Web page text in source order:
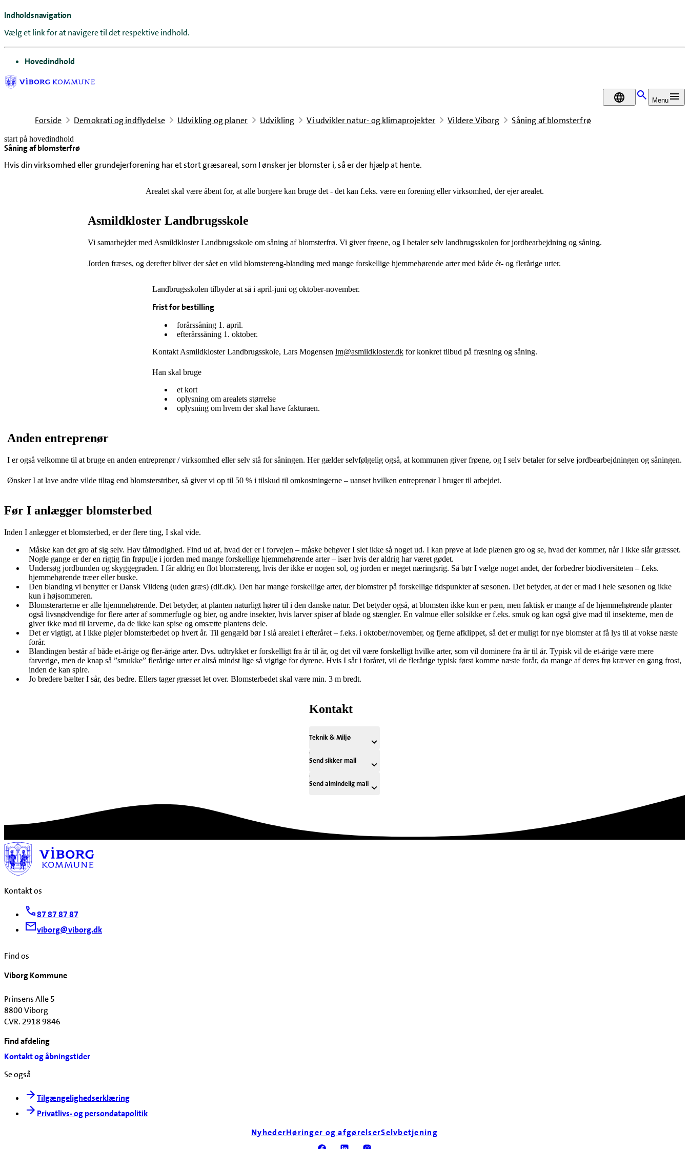
Indholdsnavigation
Vælg et link for at navigere til det respektive indhold.
gå til
Hovedindhold
DA Menu
Forside Demokrati og indflydelse Udvikling og planer Udvikling Vi udvikler natur- og klimaprojekter Vildere Viborg Såning af blomsterfrø
start på hovedindhold
Såning af blomsterfrø
Hvis din virksomhed eller grundejerforening har et stort græsareal, som I ønsker jer blomster i, så er der hjælp at hente.
senest opdateret 23. juni 2026
Arealet skal være åbent for, at alle borgere kan bruge det - det kan f.eks. være en forening eller virksomhed, der ejer arealet.
Asmildkloster Landbrugsskole
Vi samarbejder med Asmildkloster Landbrugsskole om såning af blomsterfrø. Vi giver frøene, og I betaler selv landbrugsskolen for jordbearbejdning og såning.
Jorden fræses, og derefter bliver der sået en vild blomstereng-blanding med mange forskellige hjemmehørende arter med både ét- og flerårige urter.
Landbrugsskolen tilbyder at så i april-juni og oktober-november.
Frist for bestilling
forårssåning 1. april.
efterårssåning 1. oktober.
Kontakt Asmildkloster Landbrugsskole, Lars Mogensen lm@asmildkloster.dkfor konkret tilbud på fræsning og såning.
Han skal bruge
et kort
oplysning om arealets størrelse
oplysning om hvem der skal have fakturaen.
Anden entreprenør
I er også velkomne til at bruge en anden entreprenør / virksomhed eller selv stå for såningen. Her gælder selvfølgelig også, at kommunen giver frøene, og I selv betaler for selve jordbearbejdningen og såningen.
Ønsker I at lave andre vilde tiltag end blomsterstriber, så giver vi op til 50 % i tilskud til omkostningerne – uanset hvilken entreprenør I bruger til arbejdet.
Før I anlægger blomsterbed
Inden I anlægger et blomsterbed, er der flere ting, I skal vide.
Måske kan det gro af sig selv. Hav tålmodighed. Find ud af, hvad der er i forvejen – måske behøver I slet ikke så noget ud. I kan prøve at lade plænen gro og se, hvad der kommer, når I ikke slår græsset.
Nogle gange er der en rigtig fin frøpulje i jorden med mange forskellige hjemmehørende arter – især hvis der aldrig har været gødet.
Undersøg jordbunden og skyggegraden. I får aldrig en flot blomstereng, hvis der ikke er nogen sol, og jorden er meget næringsrig. Så bør I vælge noget andet, der forbedrer biodiversiteten – f.eks.
hjemmehørende træer eller buske.
Den blanding vi benytter er Dansk Vildeng (uden græs) (dlf.dk). Den har mange forskellige arter, der blomstrer på forskellige tidspunkter af sæsonen. Det betyder, at der er mad i hele sæsonen og ikke
kun i højsommeren.
Blomsterarterne er alle hjemmehørende. Det betyder, at planten naturligt hører til i den danske natur. Det betyder også, at blomsten ikke kun er pæn, men faktisk er mange af de hjemmehørende planter
også livsnødvendige for flere arter af sommerfugle og bier, og andre insekter, hvis larver spiser af blade og stængler. En valmue eller solsikke er f.eks. smuk og kan også give mad til insekterne, men de
giver ikke mad til larverne, da de ikke kan spise og omsætte plantens dele.
Det er vigtigt, at I ikke pløjer blomsterbedet op hvert år. Til gengæld bør I slå arealet i efteråret – f.eks. i oktober/november, og fjerne afklippet, så det er muligt for nye blomster at få lys til at vokse næste
forår.
Blandingen består af både et-årige og fler-årige arter. Dvs. udtrykket er forskelligt fra år til år, og det vil være forskelligt hvilke arter, som vil dominere fra år til år. Typisk vil de et-årige være mere
farverige, men de knap så ”smukke” flerårige urter er altså mindst lige så vigtige for dyrene. Hvis I sår i foråret, vil de flerårige typisk først komme næste forår, da mange af deres frø kræver en gang frost,
inden de kan spire.
Jo bredere bælter I sår, des bedre. Ellers tager græsset let over. Blomsterbedet skal være min. 3 m bredt.
Kontakt
Teknik & Miljø
Send sikker mail
Send almindelig mail
Kontakt os
87 87 87 87
viborg@viborg.dk
Find os
Viborg Kommune
Prinsens Alle 5
8800 Viborg
CVR. 2918 9846
Find afdeling
Kontakt og åbningstider
Se også
Tilgængelighedserklæring
Privatlivs- og persondatapolitik
NyhederHøringer og afgørelserSelvbetjening